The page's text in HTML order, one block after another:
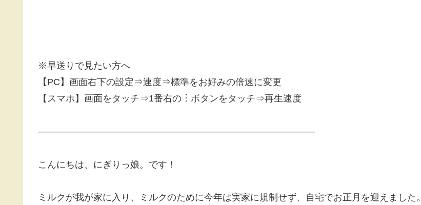
※早送りで見たい方へ
【PC】画面右下の設定⇒速度⇒標準をお好みの倍速に変更
【スマホ】画面をタッチ⇒1番右の︙ボタンをタッチ⇒再生速度
——————————————————————————————
こんにちは、にぎりっ娘。です！
ミルクが我が家に入り、ミルクのために今年は実家に規制せず、自宅でお正月を迎えました。